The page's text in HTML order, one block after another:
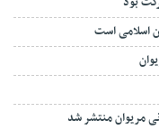
اسلامی است
مریوان منتشر شد